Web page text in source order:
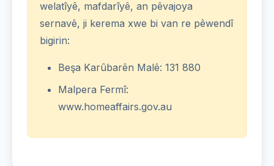
welatîyê, mafdarîyê, an pêvajoya
sernavê, ji kerema xwe bi van re pêwendî
bigirin:
Beşa Karûbarên Malê: 131 880
Malpera Fermî:
www.homeaffairs.gov.au